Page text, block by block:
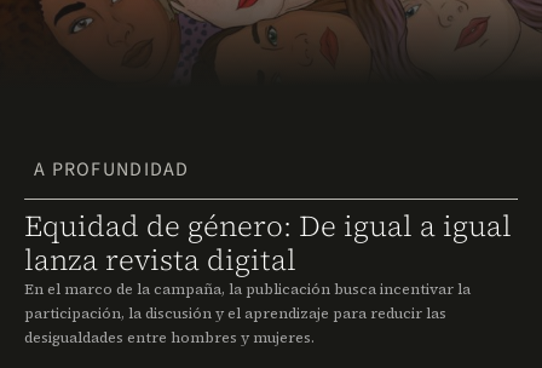
A PROFUNDIDAD
Equidad de género: De igual a igual
lanza revista digital
En el marco de la campaña, la publicación busca incentivar la
participación, la discusión y el aprendizaje para reducir las
desigualdades entre hombres y mujeres.